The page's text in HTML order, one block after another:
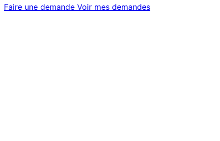
Faire une demande Voir mes demandes